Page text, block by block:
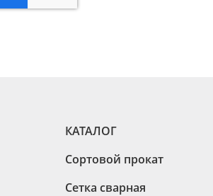
КАТАЛОГ
Сортовой прокат
Сетка сварная